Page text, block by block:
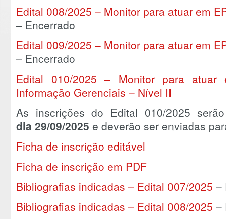
Edital 008/2025 – Monitor para atuar em
– Encerrado
Edital 009/2025 – Monitor para atuar em
– Encerrado
Edital 010/2025 – Monitor para
Informação Gerenciais – Nível II
As inscrições do Edital 010/2025
dia 29/09/2025 e deverão ser enviadas
Ficha de inscrição editável
Ficha de inscrição em PDF
Bibliografias indicadas – Edital 007/2025 –
Bibliografias indicadas – Edital 008/2025 –